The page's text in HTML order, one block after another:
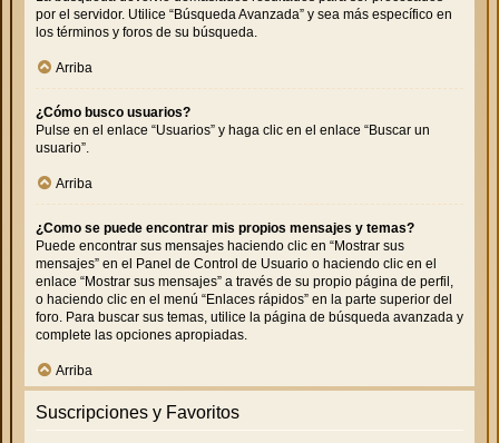
por el servidor. Utilice “Búsqueda Avanzada” y sea más específico en
los términos y foros de su búsqueda.
Arriba
¿Cómo busco usuarios?
Pulse en el enlace “Usuarios” y haga clic en el enlace “Buscar un
usuario”.
Arriba
¿Como se puede encontrar mis propios mensajes y temas?
Puede encontrar sus mensajes haciendo clic en “Mostrar sus
mensajes” en el Panel de Control de Usuario o haciendo clic en el
enlace “Mostrar sus mensajes” a través de su propio página de perfil,
o haciendo clic en el menú “Enlaces rápidos” en la parte superior del
foro. Para buscar sus temas, utilice la página de búsqueda avanzada y
complete las opciones apropiadas.
Arriba
Suscripciones y Favoritos